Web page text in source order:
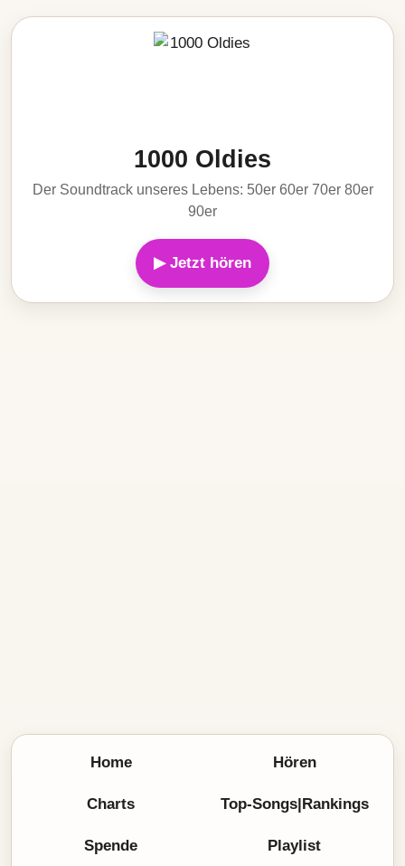
1000 Oldies
Der Soundtrack unseres Lebens: 50er 60er 70er 80er
90er
▶ Jetzt hören
Home Hören
Charts Top-Songs|Rankings
Spende Playlist